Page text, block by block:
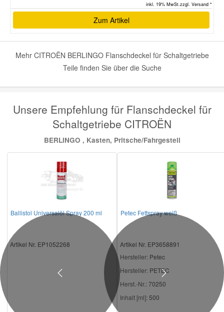
inkl. 19% MwSt.zzgl. Versand *
Zum Artikel
Mehr CITROËN BERLINGO Flanschdeckel für Schaltgetriebe
Teile finden Sie über die Suche
Unsere Empfehlung für Flanschdeckel für
Schaltgetriebe CITROËN
BERLINGO , Kasten, Pritsche/Fahrgestell
Ballistol Universalöl Spray 200 ml
Artikel Nr. EP1052268
Petec Fettspray weiß
Artikel Nr. EP3658891
Hersteller: Petec
Hersteller: PETEC
Herst.-Nr.: 70250
Inhalt [ml]: 500
Previous Next